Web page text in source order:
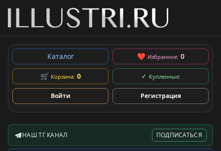
Каталог ❤ Избранное: 0
🛒 Корзина: 0 ✓ Купленные:
Войти Регистрация
Telegram-канал
НАШ ТГ КАНАЛ ПОДПИСАТЬСЯ